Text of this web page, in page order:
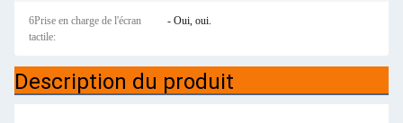
6Prise en charge de l'écran
tactile:
- Oui, oui.
Description du produit